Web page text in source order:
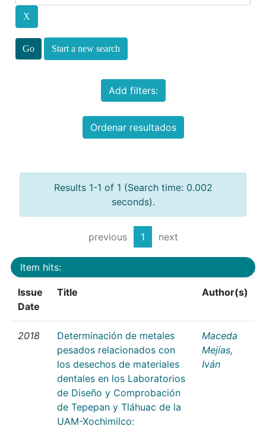
Start a new search
Add filters:
Ordenar resultados
Results 1-1 of 1 (Search time: 0.002
seconds).
previous 1 next
Item hits:
Issue
Date
Title Author(s)
2018
Determinación de metales
pesados relacionados con
los desechos de materiales
dentales en los Laboratorios
de Diseño y Comprobación
de Tepepan y Tláhuac de la
UAM-Xochimilco:
Maceda
Mejías,
Iván